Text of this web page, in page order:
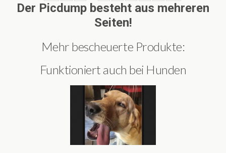
Der Picdump besteht aus mehreren
Seiten!
Mehr bescheuerte Produkte:
Funktioniert auch bei Hunden